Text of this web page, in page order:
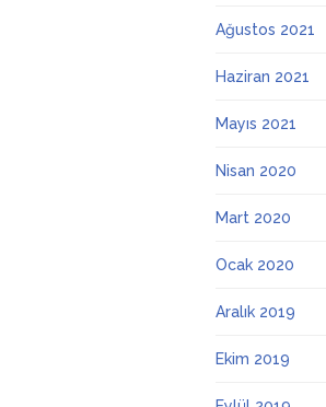
Ağustos 2021
Haziran 2021
Mayıs 2021
Nisan 2020
Mart 2020
Ocak 2020
Aralık 2019
Ekim 2019